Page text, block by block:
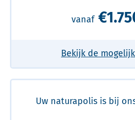
vanaf
Bekijk de
Uw naturapolis is bij